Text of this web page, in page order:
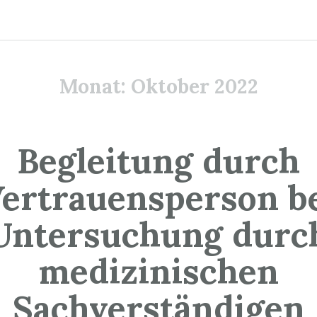
Monat: Oktober 2022
Begleitung durch
medizinischen
Sachverständigen